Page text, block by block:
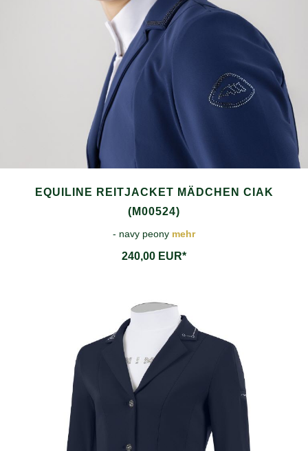
EQUILINE REITJACKET MÄDCHEN CIAK
(M00524)
- navy peony mehr
240,00 EUR*